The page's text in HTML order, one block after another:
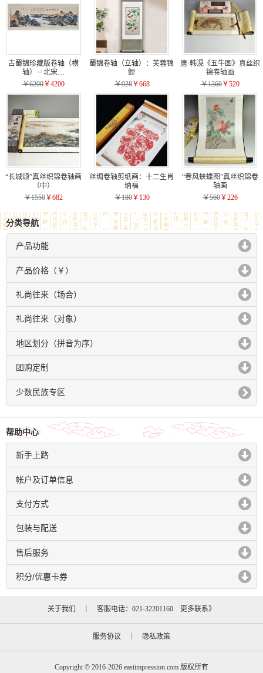
古蜀锦珍藏版卷轴（横
轴）－北宋…
￥6200￥4200
蜀锦卷轴（立轴）：芙蓉锦
鲤
￥928￥668
唐·韩滉《五牛图》真丝织
锦卷轴画
￥1360￥520
“长城颂”真丝织锦卷轴画
（中）
￥1550￥682
丝绸卷轴剪纸画：十二生肖
纳福
￥180￥130
“春风蛱蝶图”真丝织锦卷
轴画
￥560￥226
分类导航
产品功能
click to expand contents
产品价格（￥）
click to expand contents
礼尚往来（场合）
click to expand contents
礼尚往来（对象）
click to expand contents
地区划分（拼音为序）
click to expand contents
团购定制
click to expand contents
少数民族专区
帮助中心
新手上路
click to expand contents
帐户及订单信息
click to expand contents
支付方式
click to expand contents
包装与配送
click to expand contents
售后服务
click to expand contents
积分/优惠卡券
click to expand contents
关于我们 ｜ 客服电话：021-32201160 更多联系》
服务协议 隐私政策
Copyright © 2016-2026 eastimpression.com 版权所有